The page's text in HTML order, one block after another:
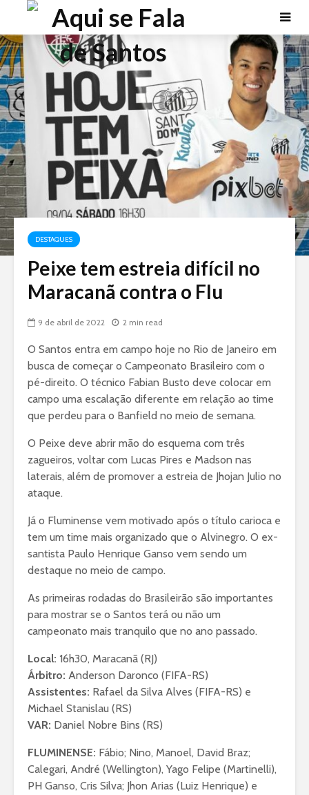
DESTAQUES
Peixe tem estreia difícil no
Maracanã contra o Flu
9 de abril de 2022 2 min read
O Santos entra em campo hoje no Rio de Janeiro em
busca de começar o Campeonato Brasileiro com o
pé-direito. O técnico Fabian Busto deve colocar em
campo uma escalação diferente em relação ao time
que perdeu para o Banfield no meio de semana.
O Peixe deve abrir mão do esquema com três
zagueiros, voltar com Lucas Pires e Madson nas
laterais, além de promover a estreia de Jhojan Julio no
ataque.
Já o Fluminense vem motivado após o título carioca e
tem um time mais organizado que o Alvinegro. O ex-
santista Paulo Henrique Ganso vem sendo um
destaque no meio de campo.
As primeiras rodadas do Brasileirão são importantes
para mostrar se o Santos terá ou não um
campeonato mais tranquilo que no ano passado.
Local: 16h30, Maracanã (RJ)
Árbitro: Anderson Daronco (FIFA-RS)
Assistentes: Rafael da Silva Alves (FIFA-RS) e
Michael Stanislau (RS)
VAR: Daniel Nobre Bins (RS)
FLUMINENSE: Fábio; Nino, Manoel, David Braz;
Calegari, André (Wellington), Yago Felipe (Martinelli),
PH Ganso, Cris Silva; Jhon Arias (Luiz Henrique) e